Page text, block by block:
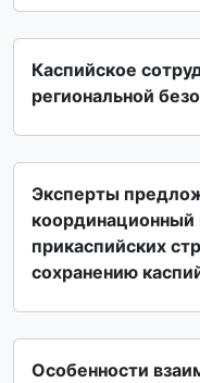
Каспийское
региональной
Эксперты
координационный
прикаспийских
сохранению
Особенности